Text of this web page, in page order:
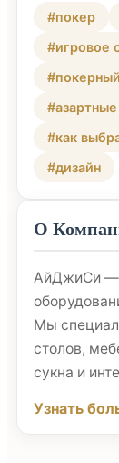
#покер
#игровое
#как
#дизайн
О
АйДжиСи —
Мы
столов,
сукна и
Узнать